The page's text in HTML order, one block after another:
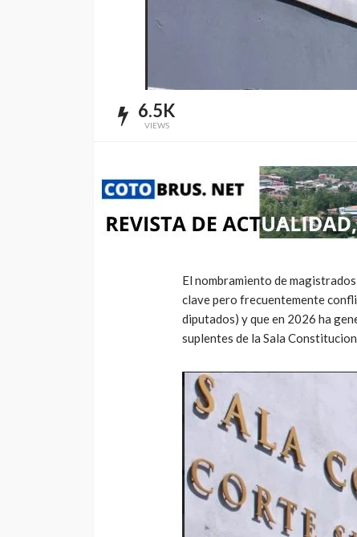
6.5K
VIEWS
El nombramiento de
clave pero frecuentemente
diputados) y que en 2026 ha
suplentes de la Sala
info@cotobrus.net 2 días